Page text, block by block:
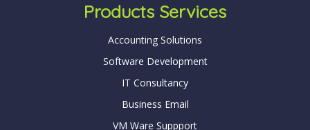
Products Services
Accounting Solutions
Software Development
IT Consultancy
Business Email
VM Ware Suppport